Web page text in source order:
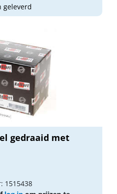
geleverd
gedraaid met
1515438